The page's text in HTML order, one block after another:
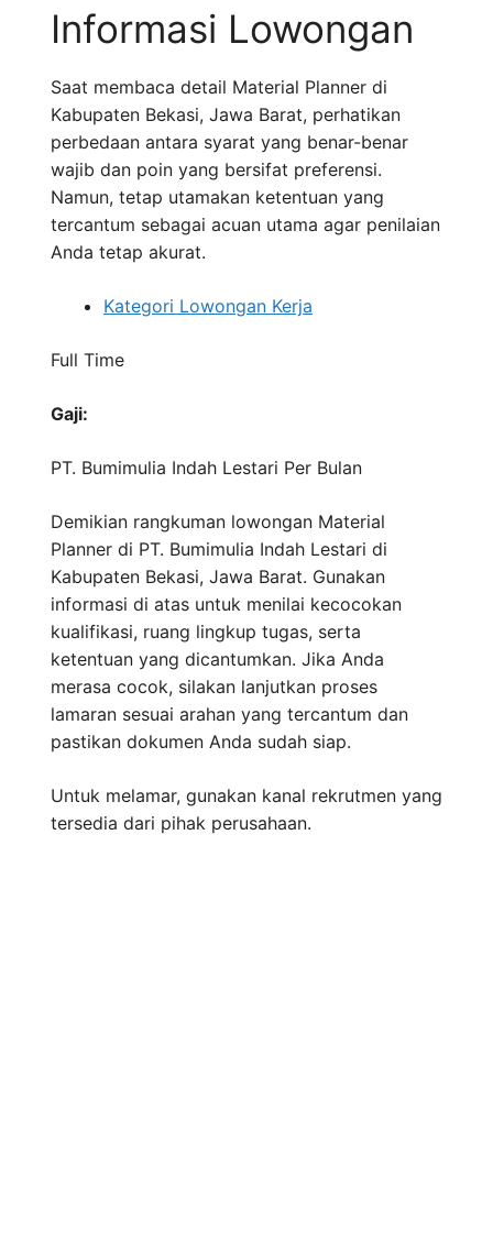
Informasi Lowongan
Saat membaca detail Material Planner di
Kabupaten Bekasi, Jawa Barat, perhatikan
perbedaan antara syarat yang benar-benar
wajib dan poin yang bersifat preferensi.
Namun, tetap utamakan ketentuan yang
tercantum sebagai acuan utama agar penilaian
Anda tetap akurat.
Kategori Lowongan Kerja
Full Time
Gaji:
PT. Bumimulia Indah Lestari Per Bulan
Demikian rangkuman lowongan Material
Planner di PT. Bumimulia Indah Lestari di
Kabupaten Bekasi, Jawa Barat. Gunakan
informasi di atas untuk menilai kecocokan
kualifikasi, ruang lingkup tugas, serta
ketentuan yang dicantumkan. Jika Anda
merasa cocok, silakan lanjutkan proses
lamaran sesuai arahan yang tercantum dan
pastikan dokumen Anda sudah siap.
Untuk melamar, gunakan kanal rekrutmen yang
tersedia dari pihak perusahaan.